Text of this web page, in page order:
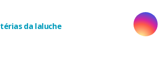
da laluche